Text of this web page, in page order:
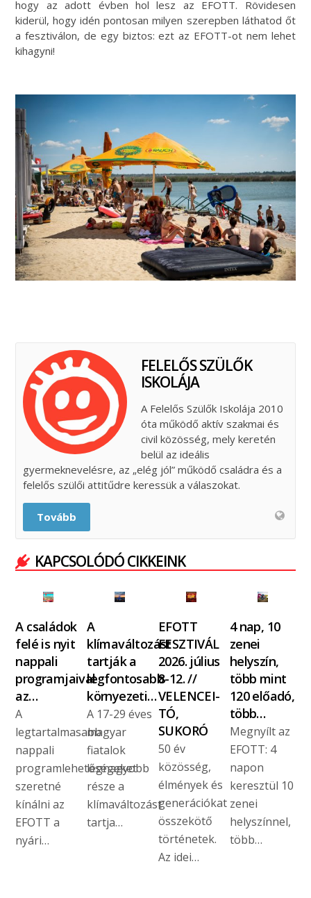
hogy az adott évben hol lesz az EFOTT. Rövidesen
kiderül, hogy idén pontosan milyen szerepben láthatod őt
a fesztiválon, de egy biztos: ezt az EFOTT-ot nem lehet
kihagyni!
FELELŐS SZÜLŐK
ISKOLÁJA
A Felelős Szülők Iskolája 2010
óta működő aktív szakmai és
civil közösség, mely keretén
belül az ideális
gyermeknevelésre, az „elég jól” működő családra és a
felelős szülői attitűdre keressük a válaszokat.
Tovább
KAPCSOLÓDÓ CIKKEINK
A családok
felé is nyit
nappali
programjaival
az…
A
legtartalmasabb
nappali
programlehetőségeket
szeretné
kínálni az
EFOTT a
nyári…
A
klímaváltozást
tartják a
legfontosabb
környezeti…
A 17-29 éves
magyar
fiatalok
legnagyobb
része a
klímaváltozást
tartja…
EFOTT
FESZTIVÁL
2026. július
8-12. //
VELENCEI-
TÓ,
SUKORÓ
50 év
közösség,
élmények és
generációkat
összekötő
történetek.
Az idei…
4 nap, 10
zenei
helyszín,
több mint
120 előadó,
több…
Megnyílt az
EFOTT: 4
napon
keresztül 10
zenei
helyszínnel,
több…